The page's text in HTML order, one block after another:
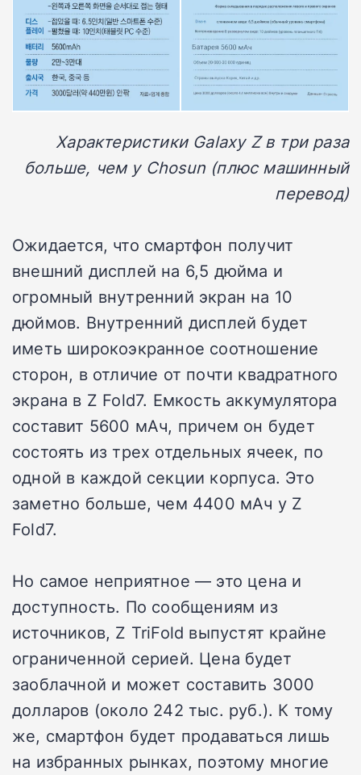
Характеристики Galaxy Z в три раза
больше, чем у Chosun (плюс машинный
перевод)
Ожидается, что смартфон получит
внешний дисплей на 6,5 дюйма и
огромный внутренний экран на 10
дюймов. Внутренний дисплей будет
иметь широкоэкранное соотношение
сторон, в отличие от почти квадратного
экрана в Z Fold7. Емкость аккумулятора
составит 5600 мАч, причем он будет
состоять из трех отдельных ячеек, по
одной в каждой секции корпуса. Это
заметно больше, чем 4400 мАч у Z
Fold7.
Но самое неприятное — это цена и
доступность. По сообщениям из
источников, Z TriFold выпустят крайне
ограниченной серией. Цена будет
заоблачной и может составить 3000
долларов (около 242 тыс. руб.). К тому
же, смартфон будет продаваться лишь
на избранных рынках, поэтому многие